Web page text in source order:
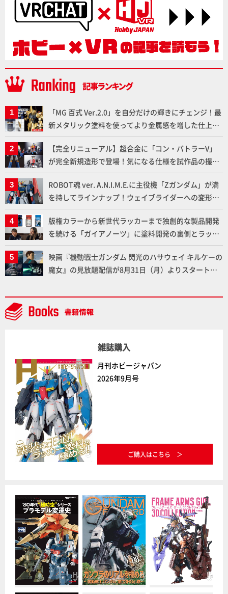
「MG 百式 Ver.2.0」を自分だけの輝きにチェンジ！最
新メタリック塗料を使ってより金属感を増した仕上が
りに!!【試し読み】
【完全リニューアル】超合金に「コン・バトラーV」
が完全新規造形で登場！気になる仕様を試作品の撮り
下ろしでご紹介!!さらに「大鉄人17」＆「ワンエイ
ト」セット情報もお届け！【超合金の魂】
ROBOT魂 ver. A.N.I.M.E.に主役機「Zガンダム」が満
を持してラインナップ！ウェイブライダーへの変形、
劇中どおりのプロポーションを再現【機動戦士Zガン
ダム】
版権カラーから新世代ラッカーまで独創的な製品開発
を続ける「ガイアノーツ」に塗料開発の裏側とラッカ
ー塗料の未来についてインタビュー！
映画『機動戦士ガンダム 閃光のハサウェイ キルケーの
魔女』の見放題配信が8月31日（月）よりスタート！
雑誌購入
月刊ホビージャパン
2026年9月号
ご購入はこちら